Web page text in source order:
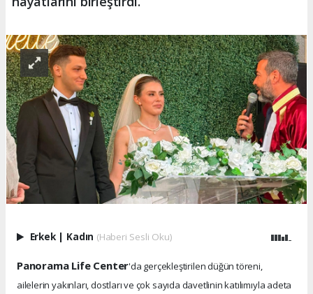
Erkek | Kadın (Haberi Sesli Oku)
Panorama Life Center'da gerçekleştirilen düğün töreni,
ailelerin yakınları, dostları ve çok sayıda davetlinin katılımıyla adeta